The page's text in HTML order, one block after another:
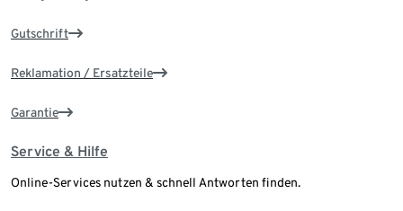
Gutschrift
Reklamation / Ersatzteile
Garantie
Service & Hilfe
Online-Services nutzen & schnell Antworten finden.